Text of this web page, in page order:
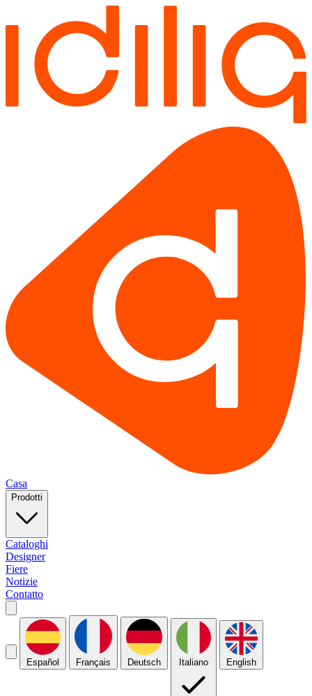
Casa
Prodotti
Cataloghi
Designer
Fiere
Notizie
Contatto
Español Français Deutsch Italiano English